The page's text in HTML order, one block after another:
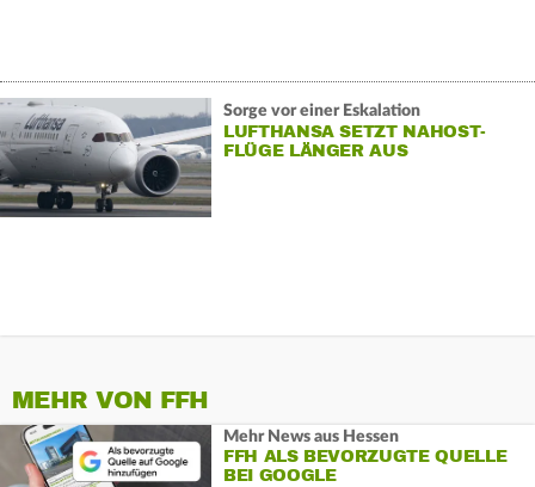
Sorge vor einer Eskalation
LUFTHANSA SETZT NAHOST-
FLÜGE LÄNGER AUS
MEHR VON FFH
Mehr News aus Hessen
FFH ALS BEVORZUGTE QUELLE
BEI GOOGLE